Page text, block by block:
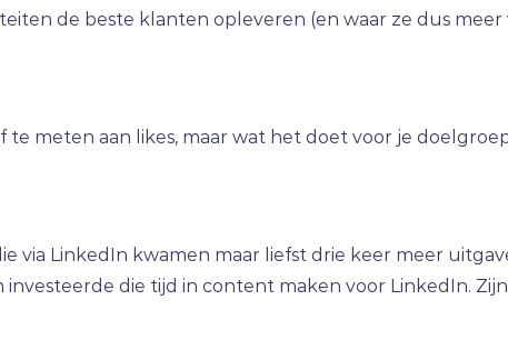
de beste klanten opleveren (en waar ze dus
meten aan likes, maar wat het doet voor je
LinkedIn kwamen maar liefst drie keer meer
die tijd in content maken voor LinkedIn.